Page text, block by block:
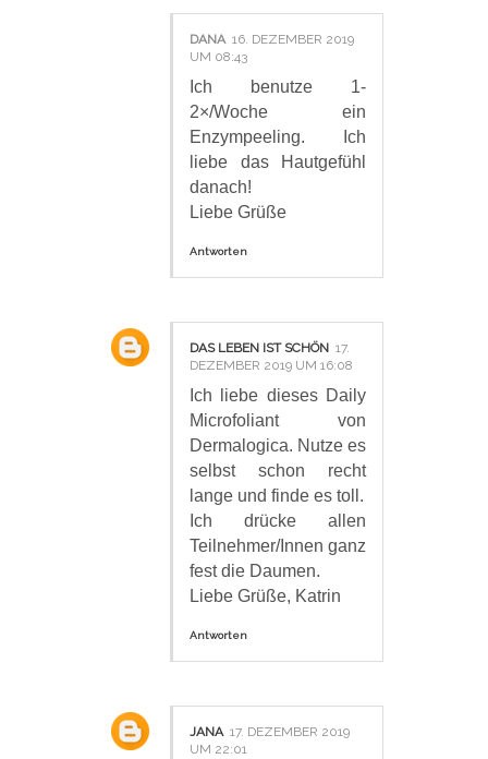
DANA 16. DEZEMBER 2019
UM 08:43
Ich benutze 1-
2×/Woche ein
Enzympeeling. Ich
liebe das Hautgefühl
danach!
Liebe Grüße
Antworten
DAS LEBEN IST SCHÖN 17.
DEZEMBER 2019 UM 16:08
Ich liebe dieses Daily
Microfoliant von
Dermalogica. Nutze es
selbst schon recht
lange und finde es toll.
Ich drücke allen
Teilnehmer/Innen ganz
fest die Daumen.
Liebe Grüße, Katrin
Antworten
JANA 17. DEZEMBER 2019
UM 22:01